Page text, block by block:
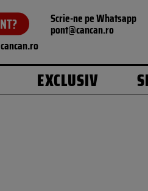
Scrie-ne pe Whatsapp
pont@cancan.ro
EXCLUSIV